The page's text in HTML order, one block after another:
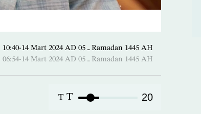
10:40-14 Mart 2024 AD ـ 05 Ramadan 1445 AH
06:54-14 Mart 2024 AD ـ 05 Ramadan 1445 AH
T T 20